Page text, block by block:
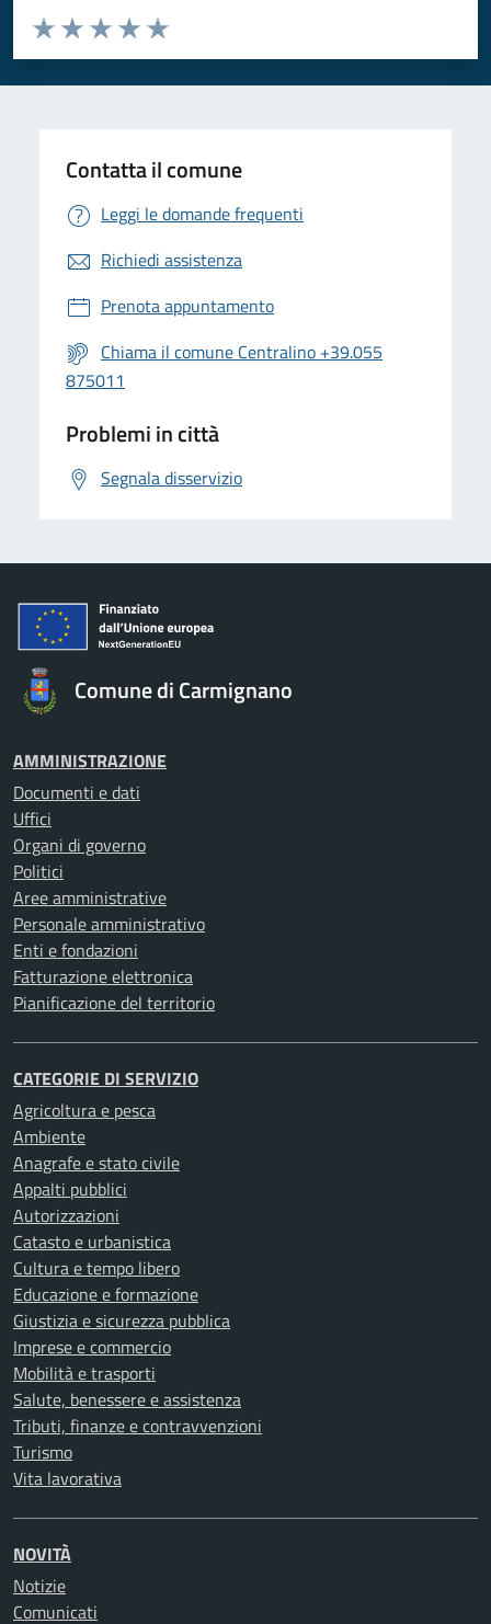
Valuta da 1 a 5 stelle la pagina
Valuta 5 stelle su 5
Valuta 4 stelle su 5
Valuta 3 stelle su 5
Valuta 2 stelle su 5
Valuta 1 stelle su 5
Contatta il comune
Leggi le domande frequenti
Richiedi assistenza
Prenota appuntamento
Chiama il comune Centralino +39.055
875011
Problemi in città
Segnala disservizio
Comune di Carmignano
AMMINISTRAZIONE
Documenti e dati
Uffici
Organi di governo
Politici
Aree amministrative
Personale amministrativo
Enti e fondazioni
Fatturazione elettronica
Pianificazione del territorio
CATEGORIE DI SERVIZIO
Agricoltura e pesca
Ambiente
Anagrafe e stato civile
Appalti pubblici
Autorizzazioni
Catasto e urbanistica
Cultura e tempo libero
Educazione e formazione
Giustizia e sicurezza pubblica
Imprese e commercio
Mobilità e trasporti
Salute, benessere e assistenza
Tributi, finanze e contravvenzioni
Turismo
Vita lavorativa
NOVITÀ
Notizie
Comunicati